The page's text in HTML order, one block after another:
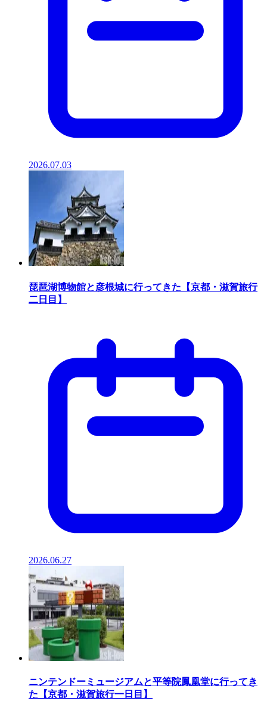
2026.07.03
琵琶湖博物館と彦根城に行ってきた【京都・滋賀旅行
二日目】
2026.06.27
ニンテンドーミュージアムと平等院鳳凰堂に行ってき
た【京都・滋賀旅行一日目】